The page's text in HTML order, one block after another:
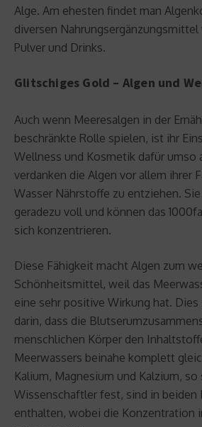
Alge. Am ehesten findet man
diversen
Pulver und Drinks.
Glitschiges Gold – Algen und
Auch wenn Meeresalgen in der
beschränkte Rolle spielen, ist ihr
Wellness und Kosmetik dafür umso
verdanken die Algen vor allem ihrer
Wasser Nährstoffe zu entziehen.
geradezu voll und können das
sich konzentrieren.
Diese Fähigkeit macht Algen zum
Schönheitsmittel, weil das
eine sehr positive Wirkung hat. Dies
darin, dass die
menschlichen Körper den
Meerwassers beinahe komplett
Kalium, Magnesium und Kalzium,
Wissenschaftler fest, sind in beiden
enthalten, wobei die Konzentration